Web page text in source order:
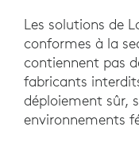
Les solutions de
conformes à la
contiennent pas
fabricants
déploiement sûr,
environnements